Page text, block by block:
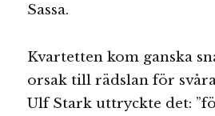
Sassa.
Kvartetten kom ganska
orsak till rädslan för
Ulf Stark uttryckte det: